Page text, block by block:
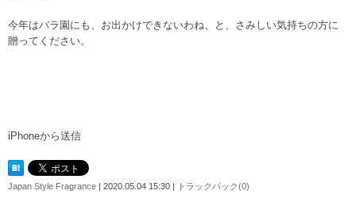
今年はバラ園にも、お出かけできないわね、と、さみしい気持ちの方に
贈ってください。
iPhoneから送信
Japan Style Fragrance | 2020.05.04 15:30 | トラックバック(0)